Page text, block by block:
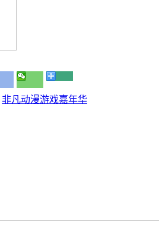
非凡动漫游戏嘉年华